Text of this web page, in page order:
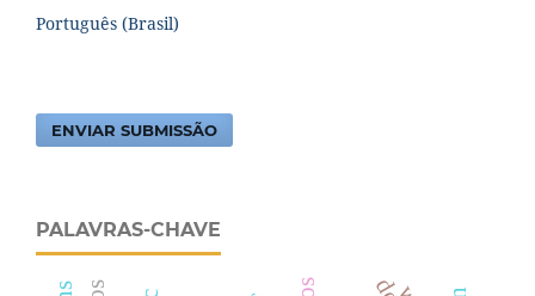
Português (Brasil)
ENVIAR SUBMISSÃO
PALAVRAS-CHAVE